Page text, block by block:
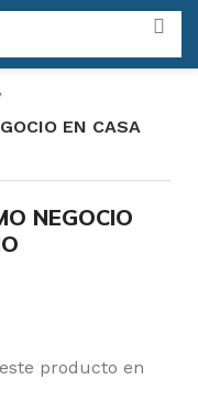
EN CASA
NEGOCIO
producto en